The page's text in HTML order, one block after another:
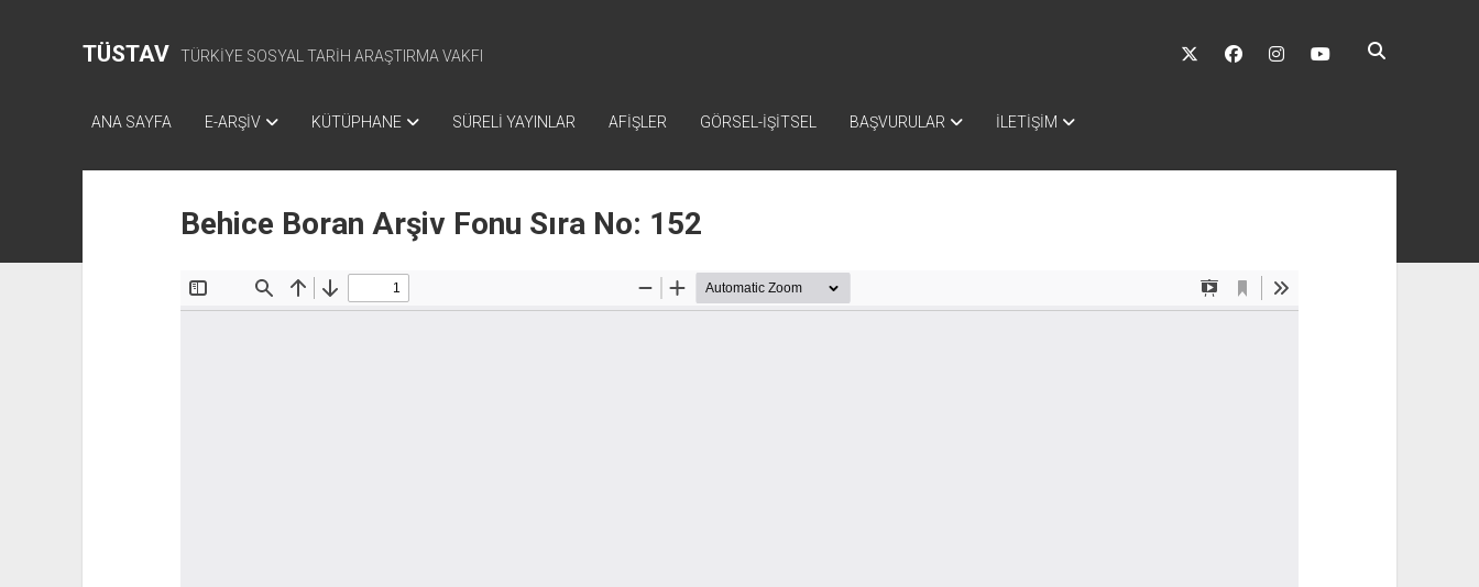
TÜSTAV TÜRKİYE SOSYAL TARİH ARAŞTIRMA VAKFI
twitter facebookinstagramyoutube
ANA SAYFA E-ARŞİV KÜTÜPHANE SÜRELİ YAYINLAR AFİŞLER GÖRSEL-İŞİTSEL BAŞVURULAR İLETİŞİM
Behice Boran Arşiv Fonu Sıra No: 152